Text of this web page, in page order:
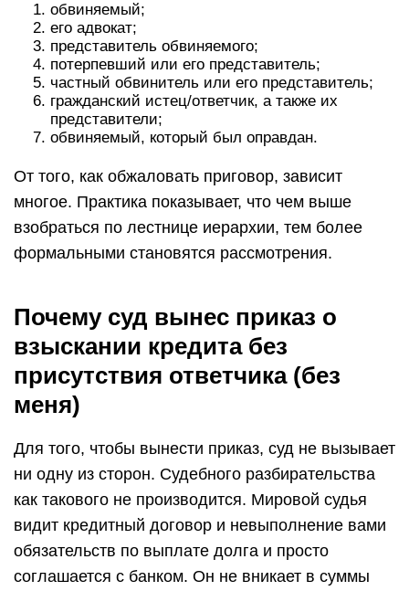
обвиняемый;
его адвокат;
представитель обвиняемого;
потерпевший или его представитель;
частный обвинитель или его представитель;
гражданский истец/ответчик, а также их
представители;
обвиняемый, который был оправдан.
От того, как обжаловать приговор, зависит
многое. Практика показывает, что чем выше
взобраться по лестнице иерархии, тем более
формальными становятся рассмотрения.
Почему суд вынес приказ о
взыскании кредита без
присутствия ответчика (без
меня)
Для того, чтобы вынести приказ, суд не вызывает
ни одну из сторон. Судебного разбирательства
как такового не производится. Мировой судья
видит кредитный договор и невыполнение вами
обязательств по выплате долга и просто
соглашается с банком. Он не вникает в суммы